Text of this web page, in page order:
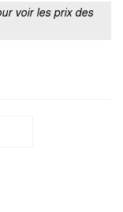
voir les prix des